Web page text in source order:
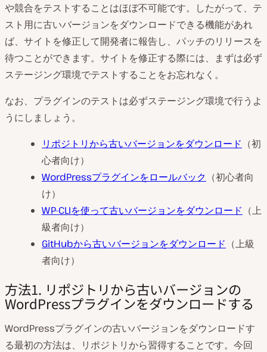
や競合をテストすることはほぼ不可能です。したがって、テ
スト用に古いバージョンをダウンロードできる機能があれ
ば、サイトを修正して開発者に報告し、パッチのリリースを
待つことができます。サイトを修正する際には、まずは必ず
ステージング環境でテストすることをお忘れなく。
なお、プラグインのテストは必ずステージング環境で行うよ
うにしましょう。
リポジトリから古いバージョンをダウンロード （初
心者向け）
WordPressプラグインをロールバック （初心者向
け）
WP-CLIを使って古いバージョンをダウンロード （上
級者向け）
GitHubから古いバージョンをダウンロード （上級
者向け）
方法1. リポジトリから古いバージョンの
WordPressプラグインをダウンロードする
WordPressプラグインの古いバージョンをダウンロードす
る最初の方法は、リポジトリから習得することです。今回